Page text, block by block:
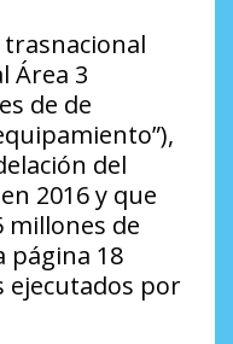
trasnacional
Área 3
de de
del
2016 y que
millones de
página 18
ejecutados por